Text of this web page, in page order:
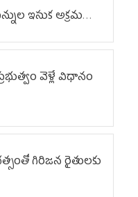
ఇసుక అక్రమ
వెళ్లే విధానం
గిరిజన రైతులకు